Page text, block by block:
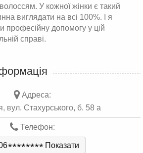
У кожної жінки є такий
виглядати на всі 100%. І я
професійну допомогу у цій
справі.
Адреса:
вул. Стахурського, б. 58 а
Телефон:
******** Показати